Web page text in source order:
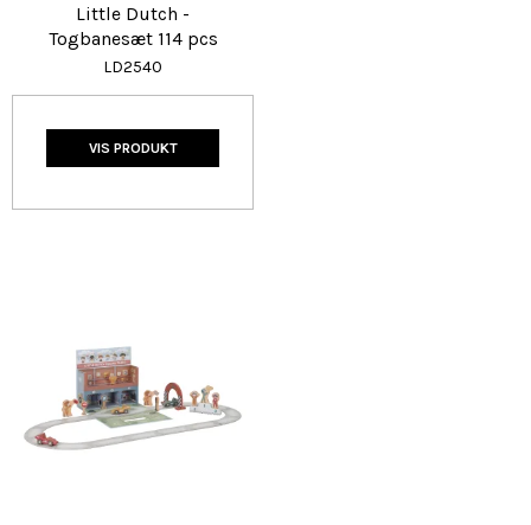
Little Dutch -
Togbanesæt 114 pcs
LD2540
VIS PRODUKT